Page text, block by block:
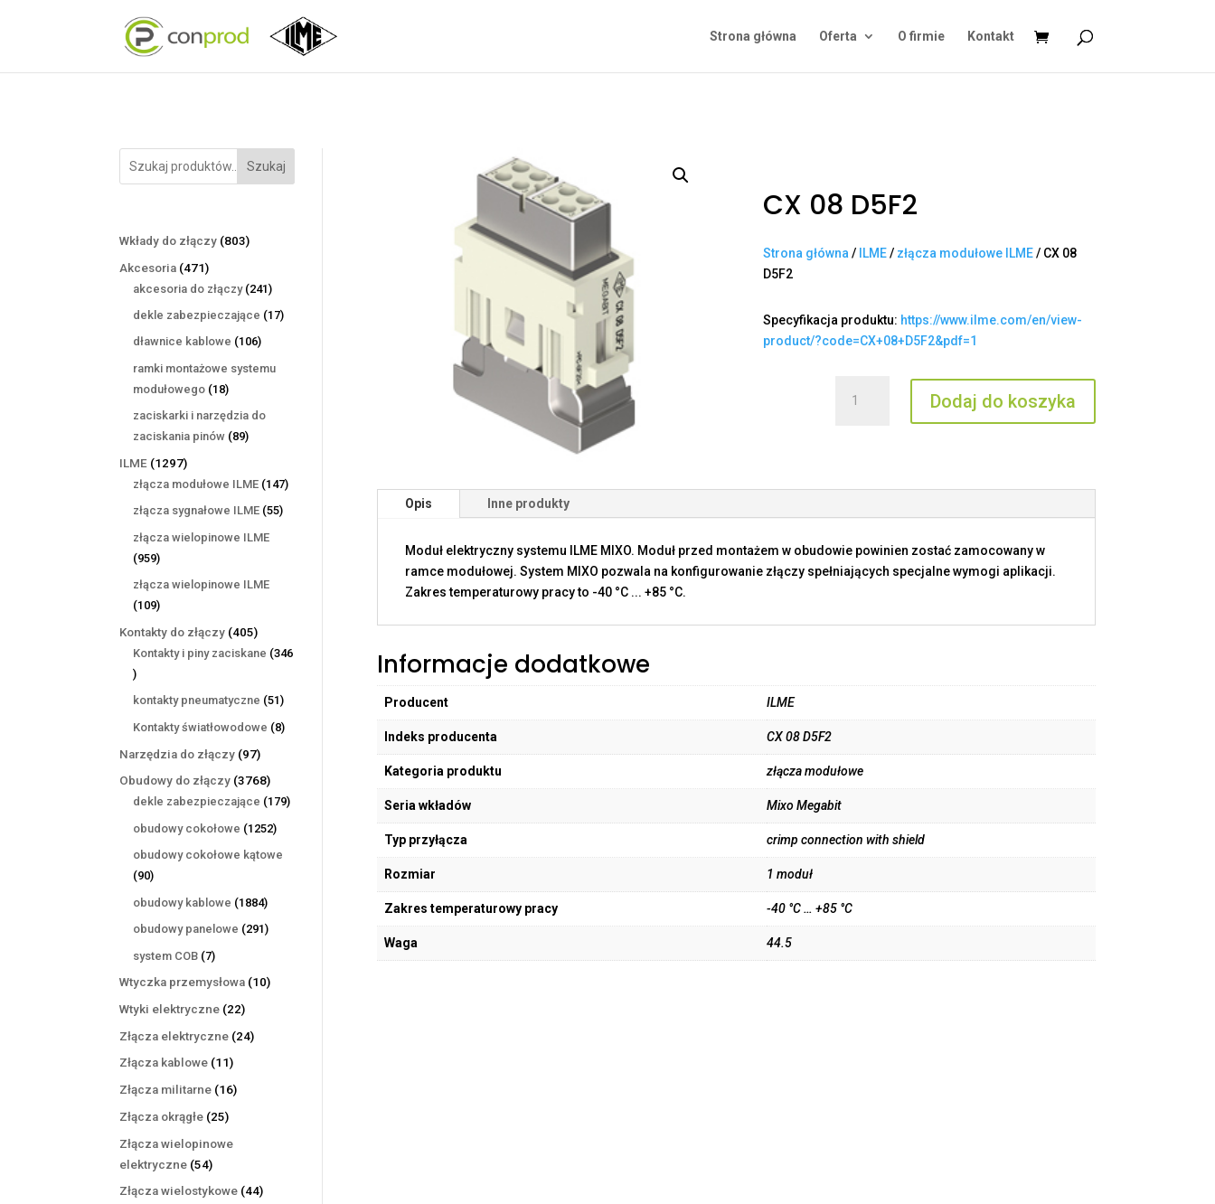
Strona główna Oferta O firmie Kontakt
Szukaj
Wkłady do złączy 803803
Akcesoria 471471
produktów
akcesoria do złączy 241241
produktów
dekle zabezpieczające 1717
dławnice kablowe 106106
ramki montażowe systemu
modułowego 1818
produktów
zaciskarki i narzędzia do
zaciskania pinów 8989
ILME 12971297
produktów
złącza modułowe ILME 147147
złącza sygnałowe ILME 5555
złącza wielopinowe ILME
959959
produktów
złącza wielopinowe ILME
109109
produktów
Kontakty do złączy 405405
produktów
Kontakty i piny zaciskane 346
346
produktów
kontakty pneumatyczne 5151
produktów
Kontakty światłowodowe 88
Narzędzia do złączy 9797
produktów
Obudowy do złączy 37683768
produktów
dekle zabezpieczające 179179
obudowy cokołowe 12521252
obudowy cokołowe kątowe
9090
produktów
obudowy kablowe 18841884
produkty
obudowy panelowe 291291
system COB 77
produktów
Wtyczka przemysłowa 1010
Wtyki elektryczne 2222
produkty
Złącza elektryczne 2424
Złącza kablowe 1111
produktów
Złącza militarne 1616
Złącza okrągłe 2525
Złącza wielopinowe
elektryczne 5454
produkty
Złącza wielostykowe 4444
CX 08 D5F2
Strona główna/ ILME/ złącza modułowe ILME/ CX 08
D5F2
Specyfikacja produktu: https://www.ilme.com/en/view-
product/?code=CX+08+D5F2&pdf=1
Dodaj do koszyka
Opis Inne produkty
Moduł elektryczny systemu ILME MIXO. Moduł przed montażem w obudowie powinien zostać zamocowany w
ramce modułowej. System MIXO pozwala na konfigurowanie złączy spełniających specjalne wymogi aplikacji.
Zakres temperaturowy pracy to -40 °C ... +85 °C.
Informacje dodatkowe
Producent ILME
Indeks producenta CX 08 D5F2
Kategoria produktu złącza modułowe
Seria wkładów Mixo Megabit
Typ przyłącza crimp connection with shield
Rozmiar 1 moduł
Zakres temperaturowy pracy -40 °C … +85 °C
Waga 44.5